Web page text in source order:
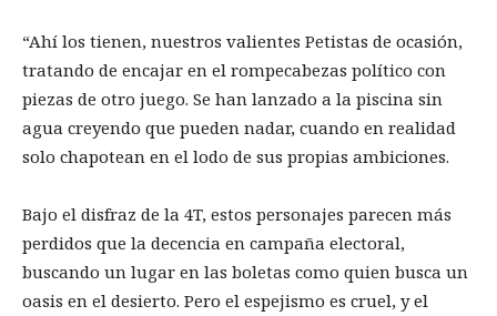
“Ahí los tienen, nuestros valientes Petistas de ocasión,
tratando de encajar en el rompecabezas político con
piezas de otro juego. Se han lanzado a la piscina sin
agua creyendo que pueden nadar, cuando en realidad
solo chapotean en el lodo de sus propias ambiciones.
Bajo el disfraz de la 4T, estos personajes parecen más
perdidos que la decencia en campaña electoral,
buscando un lugar en las boletas como quien busca un
oasis en el desierto. Pero el espejismo es cruel, y el